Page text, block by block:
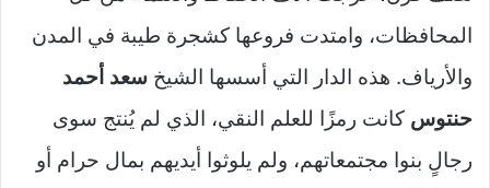
المحافظات، وامتدت فروعها كشجرة طيبة في المدن
والأرياف. هذه الدار التي أسسها الشيخ سعد أحمد
حنتوس كانت رمزًا للعلم النقي، الذي لم يُنتج سوى
رجالٍ بنوا مجتمعاتهم، ولم يلوثوا أيديهم بمال حرام أو